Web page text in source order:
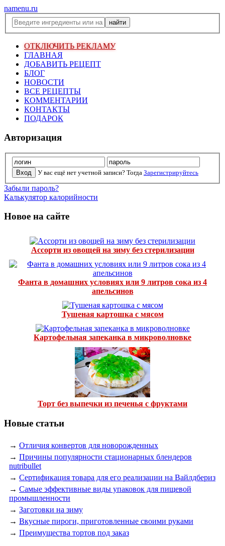
namenu.ru
ОТКЛЮЧИТЬ РЕКЛАМУ
ГЛАВНАЯ
ДОБАВИТЬ РЕЦЕПТ
БЛОГ
НОВОСТИ
ВСЕ РЕЦЕПТЫ
КОММЕНТАРИИ
КОНТАКТЫ
ПОДАРОК
Авторизация
У вас ещё нет учетной записи? Тогда Зарегистрируйтесь
Забыли пароль?
Калькулятор калорийности
Новое на сайте
Ассорти из овощей на зиму без стерилизации
Фанта в домашних условиях или 9 литров сока из 4
апельсинов
Тушеная картошка с мясом
Картофельная запеканка в микроволновке
Торт без выпечки из печенья с фруктами
Новые статьи
→ Отличия конвертов для новорожденных
→ Причины популярности стационарных блендеров
nutribullet
→ Сертификация товара для его реализации на Вайлдбериз
→ Самые эффективные виды упаковок для пищевой
промышленности
→ Заготовки на зиму
→ Вкусные пироги, приготовленные своими руками
→ Преимущества тортов под заказ